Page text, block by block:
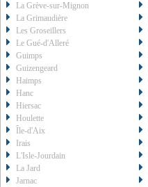
La Grève-sur-Mignon
La Grimaudière
Les Groseillers
Le Gué-d'Alleré
Guimps
Guizengeard
Haimps
Hanc
Hiersac
Houlette
Île-d'Aix
Irais
L'Isle-Jourdain
La Jard
Jarnac